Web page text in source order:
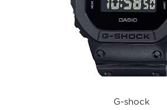
DW-5600UBB-1
G-shock